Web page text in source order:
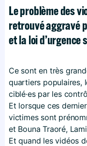
Le problème des
retrouvé aggravé
et la loi d’urgence
Ce sont en très
quartiers populaires,
ciblé·es par les
Et lorsque ces
victimes sont
et Bouna Traoré,
Et quand les vidéos